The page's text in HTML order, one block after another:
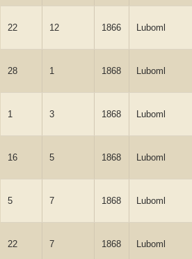
22 12 1866 Luboml
28 1 1868 Luboml
1 3 1868 Luboml
16 5 1868 Luboml
5 7 1868 Luboml
22 7 1868 Luboml